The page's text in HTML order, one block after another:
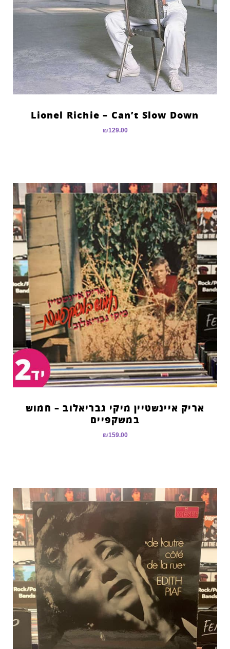
Lionel Richie – Can’t Slow Down
₪129.00
אריק איינשטיין מיקי גבריאלוב – חמוש
במשקפיים
₪159.00